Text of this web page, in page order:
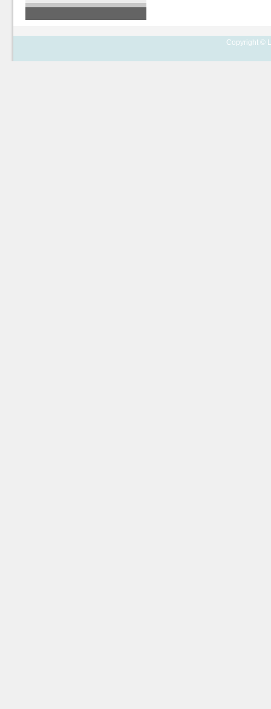
Copyright ©